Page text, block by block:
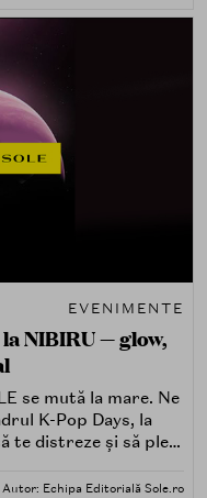
EVENIMENTE
NIBIRU — glow,
se mută la mare. Ne
K-Pop Days, la
te distreze și să pleci
Autor: Echipa Editorială Sole.ro